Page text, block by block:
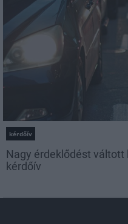
kérdőív
Nagy érdeklődést
kérdőív